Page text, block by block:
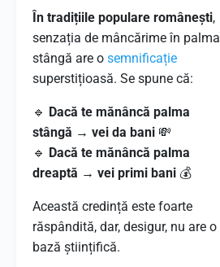
În tradițiile populare românești,
senzația de mâncărime în palma
stângă are o semnificație
superstițioasă. Se spune că:
🔹 Dacă te mănâncă palma
stângă → vei da bani 💸
🔹 Dacă te mănâncă palma
dreaptă → vei primi bani 💰
Această credință este foarte
răspândită, dar, desigur, nu are o
bază științifică.